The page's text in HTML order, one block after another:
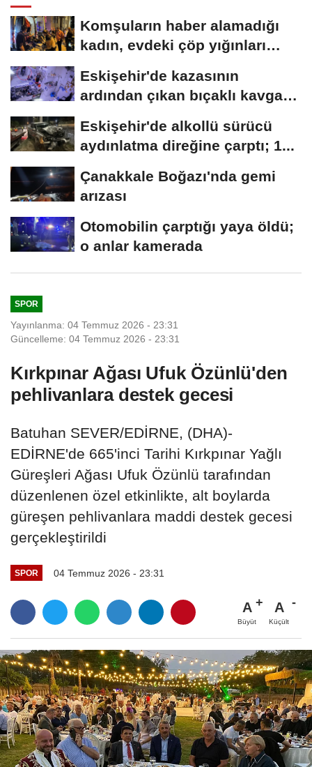
Komşuların haber alamadığı
kadın, evdeki çöp yığınları
Eskişehir'de kazasının
ardından çıkan bıçaklı kavga
Eskişehir'de alkollü sürücü
aydınlatma direğine çarptı; 1...
Çanakkale Boğazı'nda gemi
arızası
Otomobilin çarptığı yaya öldü;
o anlar kamerada
SPOR
Yayınlanma: 04 Temmuz 2026 - 23:31
Güncelleme: 04 Temmuz 2026 - 23:31
Kırkpınar Ağası Ufuk Özünlü'den
pehlivanlara destek gecesi
Batuhan SEVER/EDİRNE, (DHA)-
EDİRNE'de 665'inci Tarihi Kırkpınar Yağlı
Güreşleri Ağası Ufuk Özünlü tarafından
düzenlenen özel etkinlikte, alt boylarda
güreşen pehlivanlara maddi destek gecesi
gerçekleştirildi
SPOR 04 Temmuz 2026 - 23:31
A
Büyüt
A
Küçült